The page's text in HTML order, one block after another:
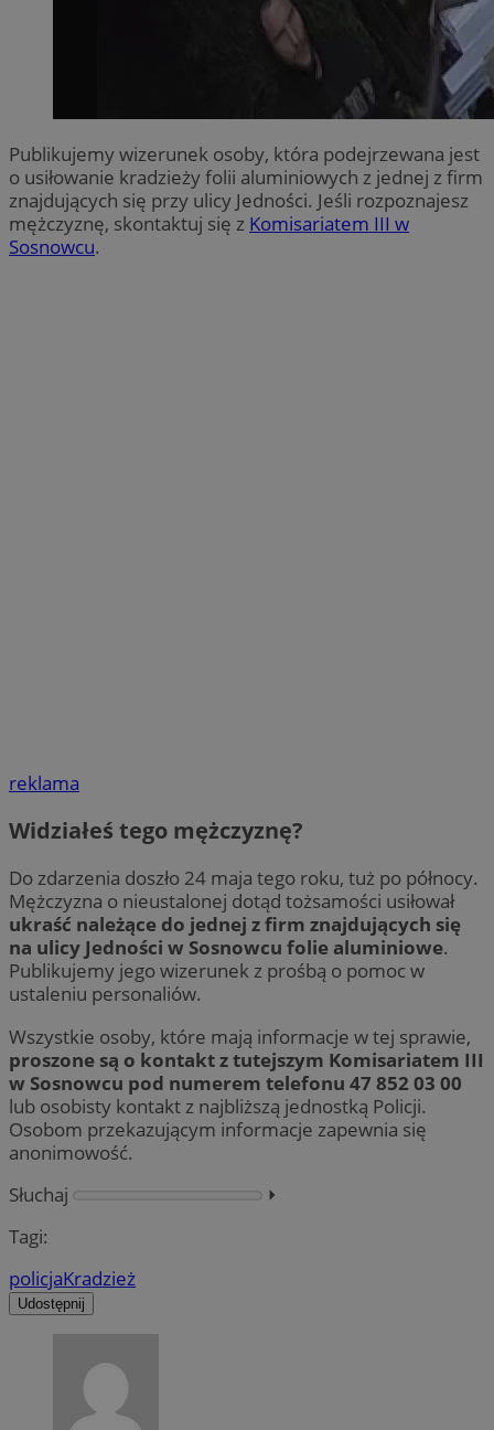
Publikujemy wizerunek osoby, która podejrzewana jest
o usiłowanie kradzieży folii aluminiowych z jednej z firm
znajdujących się przy ulicy Jedności. Jeśli rozpoznajesz
mężczyznę, skontaktuj się z Komisariatem III w
Sosnowcu.
reklama
Widziałeś tego mężczyznę?
Do zdarzenia doszło 24 maja tego roku, tuż po północy.
Mężczyzna o nieustalonej dotąd tożsamości usiłował
ukraść należące do jednej z firm znajdujących się
na ulicy Jedności w Sosnowcu folie aluminiowe.
Publikujemy jego wizerunek z prośbą o pomoc w
ustaleniu personaliów.
Wszystkie osoby, które mają informacje w tej sprawie,
proszone są o kontakt z tutejszym Komisariatem III
w Sosnowcu pod numerem telefonu 47 852 03 00
lub osobisty kontakt z najbliższą jednostką Policji.
Osobom przekazującym informacje zapewnia się
anonimowość.
Słuchaj
⏵︎
Tagi:
policjaKradzież
Udostępnij